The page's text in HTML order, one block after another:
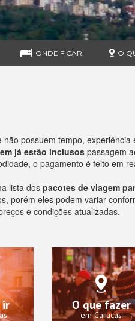
ONDE FICAR O
não possuem tempo,
já estão inclusos passagem
o pagamento é feito em
lista dos pacotes de viagem
porém eles podem variar
e condições atualizadas.
ir O que fazer
em Caracas